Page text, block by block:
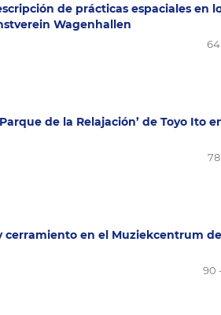
de prácticas espaciales en
Wagenhallen
64
de la Relajación’ de Toyo Ito
en el Muziekcentrum de
90